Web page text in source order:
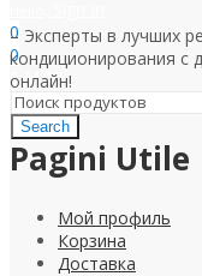
0
0
0МДЛ
Search
– Эксперты в лучших
кондиционирования с
онлайн!
Pagini Utile
Мой профиль
Корзина
Доставка